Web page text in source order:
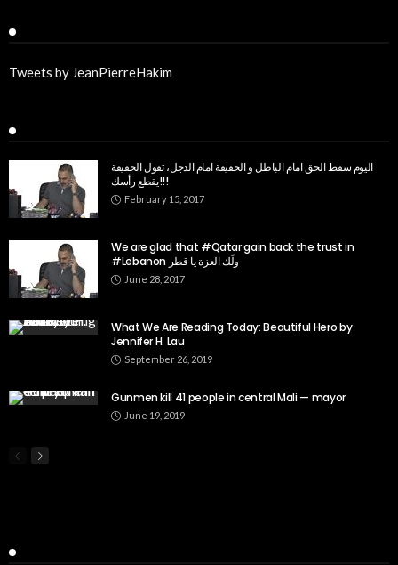
Tweets by JeanPierreHakim
اليوم سقط الحق امام الباطل و الحقيقة امام الدجل، تقول الحقيقة
يقطع رأسك!!!
February 15, 2017
We are glad that #Qatar gain back the trust in
#Lebanon ولَك العزة يا قطر
June 28, 2017
What We Are Reading Today: Beautiful Hero by
Jennifer H. Lau
September 26, 2019
Gunmen kill 41 people in central Mali — mayor
June 19, 2019